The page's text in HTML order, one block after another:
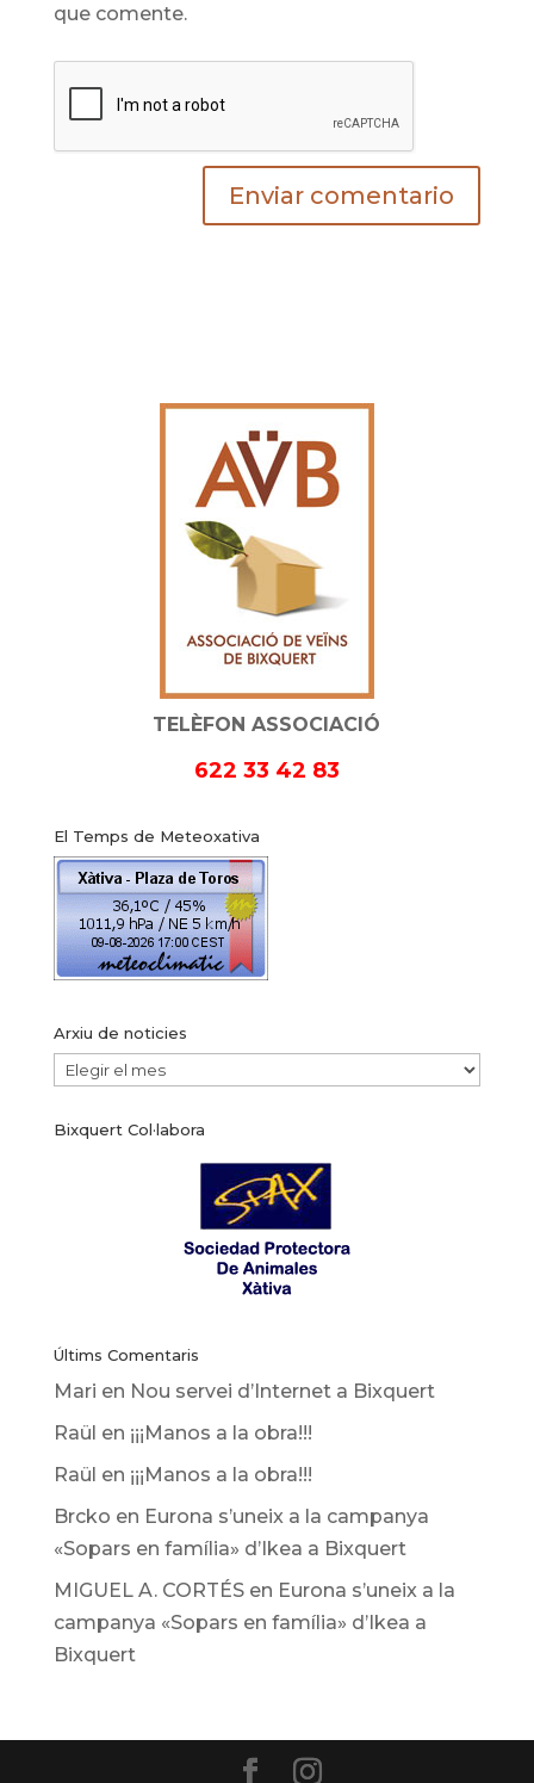
que comente.
TELÈFON ASSOCIACIÓ
622 33 42 83
El Temps de Meteoxativa
Arxiu de noticies
Arxiu
noticies
Bixquert Col·labora
Últims Comentaris
Mari en Nou servei d’Internet a Bixquert
Raül en ¡¡¡Manos a la obra!!!
Raül en ¡¡¡Manos a la obra!!!
Brcko en Eurona s’uneix a la campanya
«Sopars en família» d’Ikea ​​a Bixquert
MIGUEL A. CORTÉSen Eurona s’uneix a la
campanya «Sopars en família» d’Ikea ​​a
Bixquert